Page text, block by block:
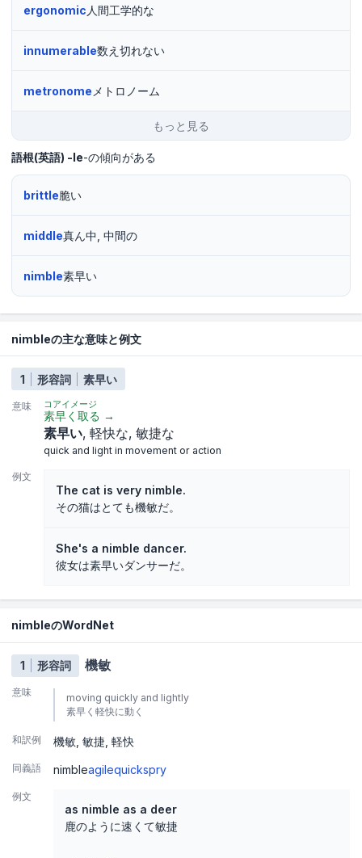
ergonomic 人間工学的な
innumerable数え切れない
metronome メトロノーム
もっと見る
語根(英語) -le-の傾向がある
brittle脆い
middle真ん中, 中間の
nimble素早い
nimbleの主な意味と例文
1 形容詞 素早い
意味 コアイメージ
素早く取る →
素早い 軽快な 敏捷な
quick and light in movement or action
例文
The cat is very nimble.
その猫はとても機敏だ。
She's a nimble dancer.
彼女は素早いダンサーだ。
nimbleのWordNet
1 形容詞 機敏
意味
moving quickly and lightly
素早く軽快に動く
和訳例 機敏 敏捷 軽快
同義語 nimbleagilequickspry
例文
as nimble as a deer
鹿のように速くて敏捷